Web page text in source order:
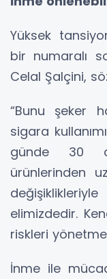
Yüksek
bir numaralı
Celal Şalçini,
“Bunu şeker
sigara
günde 30
ürünlerinden
elimizdedir.
riskleri
İnme ile